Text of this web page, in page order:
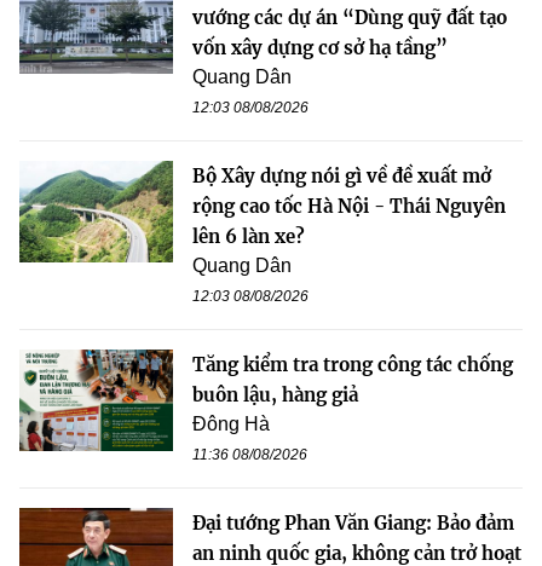
vướng các dự án “Dùng quỹ đất tạo
vốn xây dựng cơ sở hạ tầng”
Quang Dân
12:03 08/08/2026
Bộ Xây dựng nói gì về đề xuất mở
rộng cao tốc Hà Nội - Thái Nguyên
lên 6 làn xe?
Quang Dân
12:03 08/08/2026
Tăng kiểm tra trong công tác chống
buôn lậu, hàng giả
Đông Hà
11:36 08/08/2026
Đại tướng Phan Văn Giang: Bảo đảm
an ninh quốc gia, không cản trở hoạt